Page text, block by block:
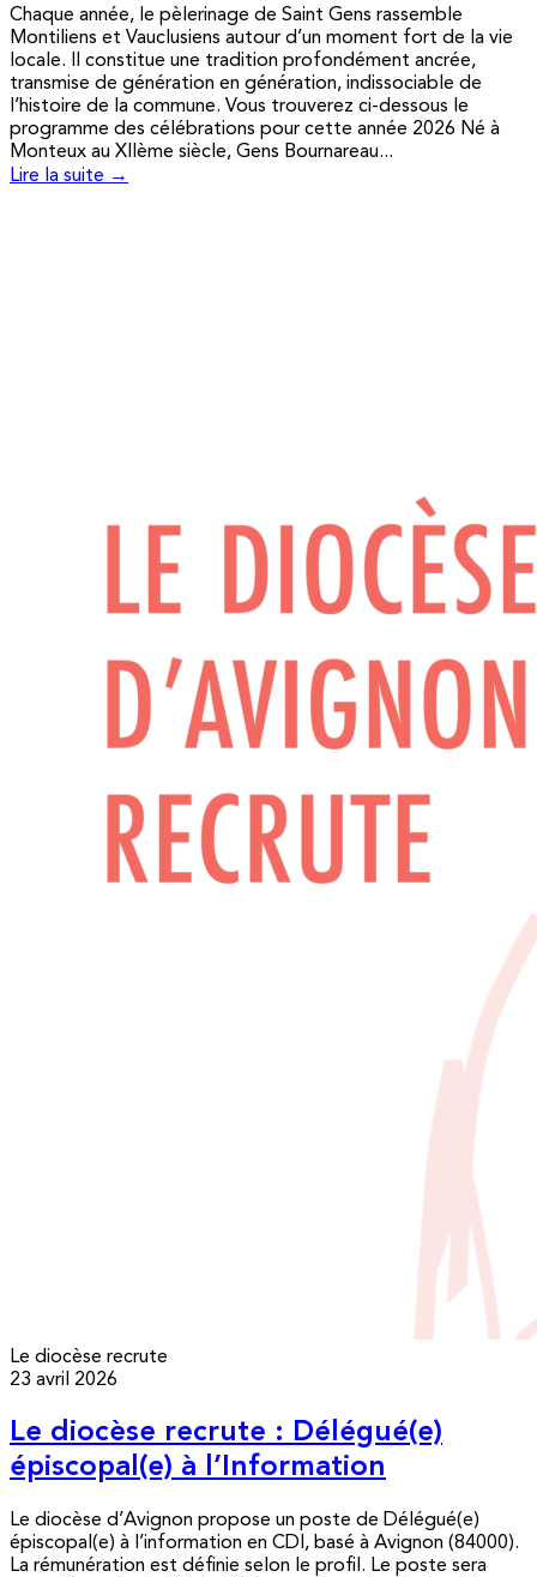
Chaque année, le pèlerinage de Saint Gens rassemble
Montiliens et Vauclusiens autour d’un moment fort de la vie
locale. Il constitue une tradition profondément ancrée,
transmise de génération en génération, indissociable de
l’histoire de la commune. Vous trouverez ci-dessous le
programme des célébrations pour cette année 2026 Né à
Monteux au XIIème siècle, Gens Bournareau...
Lire la suite →
Le diocèse recrute
23 avril 2026
Le diocèse recrute : Délégué(e)
épiscopal(e) à l’Information
Le diocèse d’Avignon propose un poste de Délégué(e)
épiscopal(e) à l’information en CDI, basé à Avignon (84000).
La rémunération est définie selon le profil. Le poste sera